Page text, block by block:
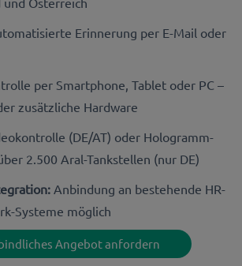
Erinnerung per E-Mail oder
per Smartphone, Tablet oder PC –
zusätzliche Hardware
(DE/AT) oder Hologramm-
2.500 Aral-Tankstellen (nur DE)
Anbindung an bestehende HR-
Systeme möglich
Angebot anfordern